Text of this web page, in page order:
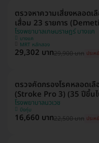
ตรวจหาความเสี่ยงหลอดเ
เสื่อม 23 รายการ
โรงพยาบาลเกษมราษฎร์ บางแค
บางแค
MRT หลักสอง
29,302 บาท29,900 บาท ประห
ตรวจคัดกรองโรคหลอดเ
(Stroke Pro 3) (35 ปีขึ้น
โรงพยาบาลนวเวช
บึงกุ่ม
16,660 บาท22,500 บาท ประ